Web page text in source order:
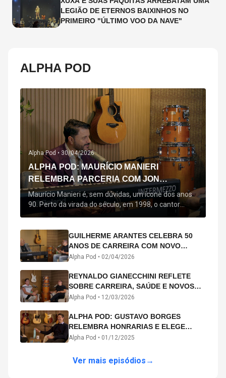
LEGIÃO DE ETERNOS BAIXINHOS NO
PRIMEIRO "ÚLTIMO VOO DA NAVE"
ALPHA POD
Alpha Pod • 30/04/2026
ALPHA POD: MAURÍCIO MANIERI
RELEMBRA PARCERIA COM JON
SECADA, ORIGEM DE "BEM QUERER" E
MAIS
Maurício Manieri é, sem dúvidas, um ícone dos anos
90. Perto da virada do século, em 1998, o cantor
estreou oficialmente com o seu primeiro disco, "A
acompanham até hoje, quase trinta anos mais tarde:
"Bem Querer" e "Minha Menina". Em 2026, o astro
segue com o […]
GUILHERME ARANTES CELEBRA 50
ANOS DE CARREIRA COM NOVO
ÁLBUM INTERDIMENSIONAL E TURNÊ
Alpha Pod • 02/04/2026
REYNALDO GIANECCHINI REFLETE
SOBRE CARREIRA, SAÚDE E NOVOS
CAMINHOS ARTÍSTICOS NO ALPHA
Alpha Pod • 12/03/2026
ALPHA POD: GUSTAVO BORGES
RELEMBRA HONRARIAS E ELEGE
MICHAEL PHELPS O MAIOR ATLETA DA
Alpha Pod • 01/12/2025
Ver mais episódios →